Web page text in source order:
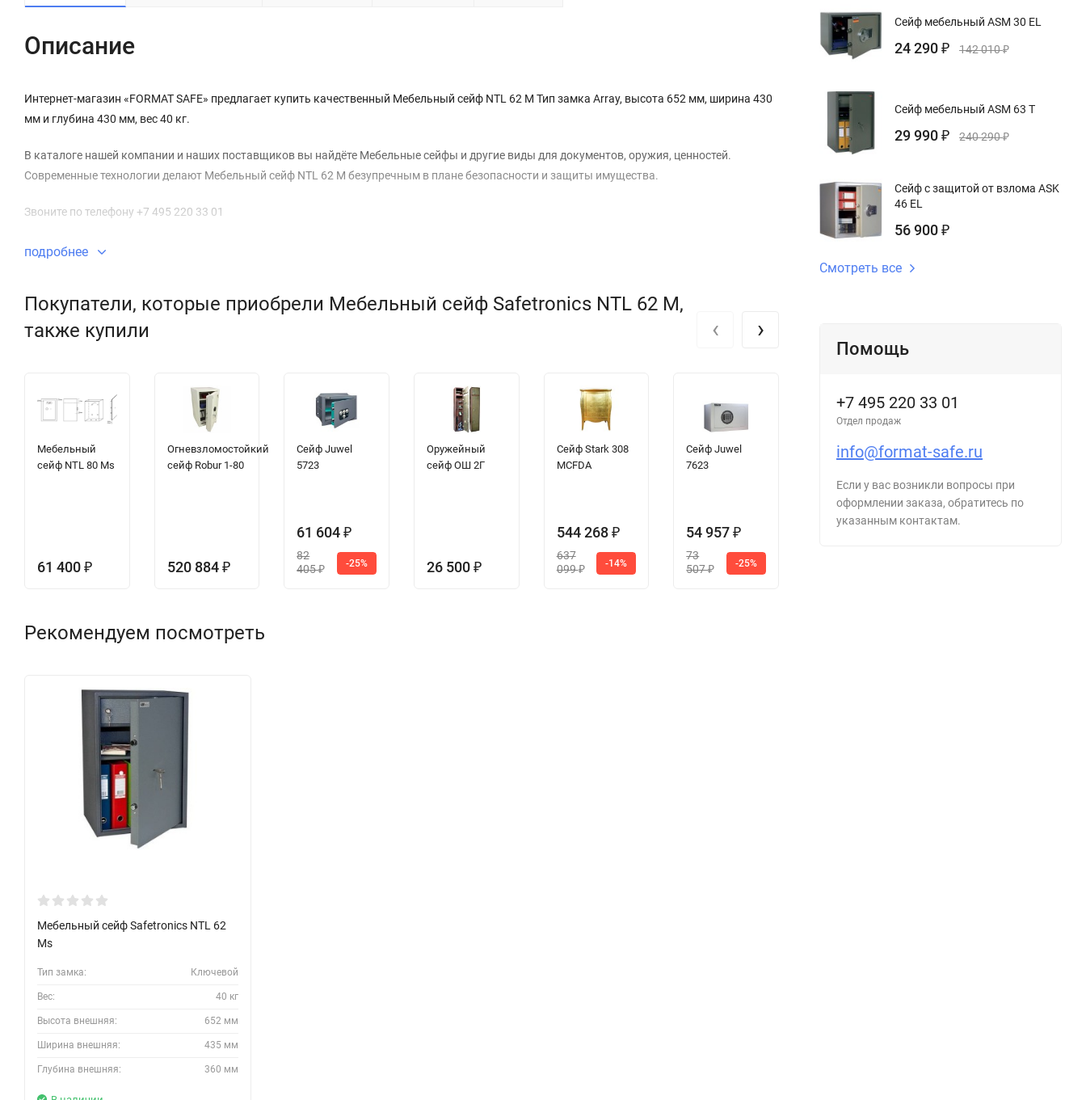
Описание
Интернет-магазин «FORMAT SAFE» предлагает купить качественный Мебельный сейф NTL 62 M Тип замка Array, высота 652 мм, ширина 430
мм и глубина 430 мм, вес 40 кг.
В каталоге нашей компании и наших поставщиков вы найдёте Мебельные сейфы и другие виды для документов, оружия, ценностей.
Современные технологии делают Мебельный сейф NTL 62 M безупречным в плане безопасности и защиты имущества.
Звоните по телефону +7 495 220 33 01
подробнее
Покупатели, которые приобрели Мебельный сейф Safetronics NTL 62 M,
также купили
Мебельный
сейф NTL 80 Ms
61 400 ₽
Огневзломостойкий
сейф Robur 1-80
520 884 ₽
Сейф Juwel
5723
61 604₽
82
405₽
-25%
Оружейный
сейф ОШ 2Г
26 500 ₽
Сейф Stark 308
MCFDA
544 268 ₽
637
099₽
-14%
Сейф Juwel
7623
54 957₽
73
507₽
-25%
Сейф с
взлома Форт
1268 EL
251 900
Огневзломостойкий
‹ ›
Рекомендуем посмотреть
Мебельный сейф Safetronics NTL 62
Ms
Тип замка: Ключевой
Вес: 40 кг
Высота внешняя: 652 мм
Ширина внешняя: 435 мм
Глубина внешняя: 360 мм
Сейф мебельный ASM 30 EL
24 290 ₽ 142 010₽
Сейф мебельный ASM 63 T
29 990 ₽ 240 290₽
Сейф с защитой от взлома ASK
46 EL
56 900 ₽
Смотреть все
Помощь
+7 495 220 33 01
Отдел продаж
info@format-safe.ru
Если у вас возникли вопросы при
оформлении заказа, обратитесь по
указанным контактам.